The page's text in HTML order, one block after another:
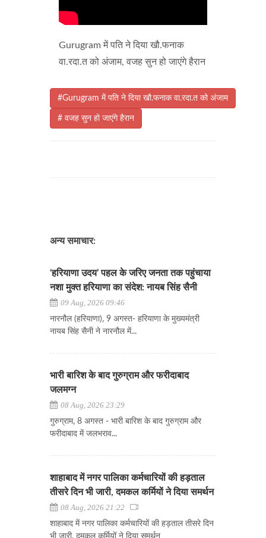
Gurugram में पति ने दिया खौ.फनाक
वा.रदा.त को अंजाम, वजह सुन हो जाएंगे हैरान
#Gurugram में पति ने दिया खौ.फनाक वा.रदा.त को अंजाम
# वजह सुन हो जाएंगे हैरान
अन्य समाचार:
‘हरियाणा उदय’ पहल के जरिए जनता तक पहुंचाया
नशा मुक्त हरियाणा का संदेश: नायब सिंह सैनी
09 Aug, 2026 09:46
नारनौल (हरियाणा), 9 अगस्त- हरियाणा के मुख्यमंत्री
नायब सिंह सैनी ने नारनौल में...
भारी बारिश के बाद गुरुग्राम और फरीदाबाद
जलमग्न
08 Aug, 2026 23:29
गुरुग्राम, 8 अगस्त - भारी बारिश के बाद गुरुग्राम और
फरीदाबाद में जलभराव...
शाहाबाद में नगर पालिका कर्मचारियों की हड़ताल
तीसरे दिन भी जारी, दमकल कर्मियों ने दिया समर्थन
08 Aug, 2026 21:22
शाहाबाद में नगर पालिका कर्मचारियों की हड़ताल तीसरे दिन
भी जारी, दमकल कर्मियों ने दिया समर्थन